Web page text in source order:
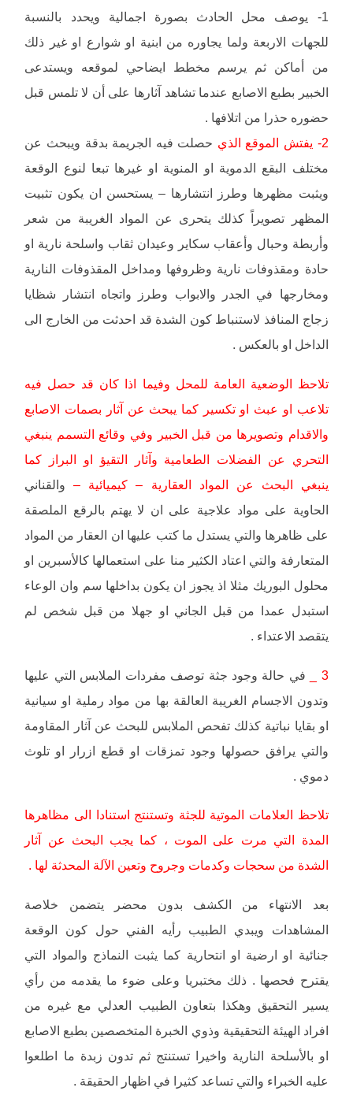
1- يوصف محل الحادث بصورة اجمالية ويحدد بالنسبة
للجهات الاربعة ولما يجاوره من ابنية او شوارع او غير ذلك
من أماكن ثم يرسم مخطط ايضاحي لموقعه ويستدعى
الخبير بطبع الاصابع عندما تشاهد آثارها على أن لا تلمس قبل
حضوره حذرا من اتلافها .
2- يفتش الموقع الذي
حصلت فيه الجريمة بدقة ويبحث عن
مختلف البقع الدموية او المنوية او غيرها تبعا لنوع الوقعة
ويثبت مظهرها وطرز انتشارها – يستحسن ان يكون تثبيت
المظهر تصويراً كذلك يتحرى عن المواد الغريبة من شعر
وأربطة وحبال وأعقاب سكاير وعيدان ثقاب واسلحة نارية او
حادة ومقذوفات نارية وظروفها ومداخل المقذوفات النارية
ومخارجها في الجدر والابواب وطرز واتجاه انتشار شظايا
زجاج المنافذ لاستنباط كون الشدة قد احدثت من الخارج الى
الداخل او بالعكس .
تلاحظ الوضعية العامة للمحل وفيما اذا كان قد حصل فيه
تلاعب او عبث او تكسير كما يبحث عن آثار بصمات الاصابع
والاقدام وتصويرها من قبل الخبير وفي وقائع التسمم ينبغي
التحري عن الفضلات الطعامية وآثار التقيؤ او البراز كما
ينبغي البحث عن المواد العقارية – كيميائية –والقناني
الحاوية على مواد علاجية على ان لا يهتم بالرقع الملصقة
على ظاهرها والتي يستدل ما كتب عليها ان العقار من المواد
المتعارفة والتي اعتاد الكثير منا على استعمالها كالأسبرين او
محلول البوريك مثلا اذ يجوز ان يكون بداخلها سم وان الوعاء
استبدل عمدا من قبل الجاني او جهلا من قبل شخص لم
يتقصد الاعتداء .
3 _
في حالة وجود جثة توصف مفردات الملابس التي عليها
وتدون الاجسام الغريبة العالقة بها من مواد رملية او سيانية
او بقايا نباتية كذلك تفحص الملابس للبحث عن آثار المقاومة
والتي يرافق حصولها وجود تمزقات او قطع ازرار او تلوث
دموي .
تلاحظ العلامات الموتية للجثة وتستنتج استنادا الى مظاهرها
المدة التي مرت على الموت ، كما يجب البحث عن آثار
الشدة من سحجات وكدمات وجروح وتعين الآلة المحدثة لها .
بعد الانتهاء من الكشف بدون محضر يتضمن خلاصة
المشاهدات ويبدي الطبيب رأيه الفني حول كون الوقعة
جنائية او ارضية او انتحارية كما يثبت النماذج والمواد التي
يقترح فحصها . ذلك مختبريا وعلى ضوء ما يقدمه من رأي
يسير التحقيق وهكذا بتعاون الطبيب العدلي مع غيره من
افراد الهيئة التحقيقية وذوي الخبرة المتخصصين بطبع الاصابع
او بالأسلحة النارية واخيرا تستنتج ثم تدون زبدة ما اطلعوا
عليه الخبراء والتي تساعد كثيرا في اظهار الحقيقة .